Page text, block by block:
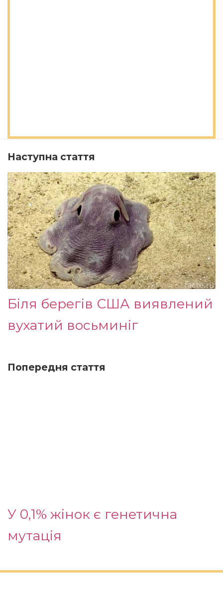
Наступна стаття
Біля берегів США виявлений
вухатий восьминіг
Попередня стаття
У 0,1% жінок є генетична
мутація